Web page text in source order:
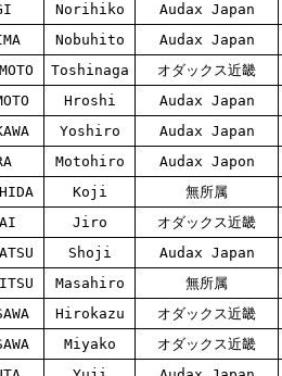
Norihiko
Audax Japan
Nobuhito
Audax Japan
Toshinaga
オダックス近畿
Hroshi
Audax Japan
Yoshiro
Audax Japan
Motohiro
Audax Japon
Koji
無所属
Jiro
オダックス近畿
Shoji
Audax Japan
Masahiro
無所属
Hirokazu
オダックス近畿
Miyako
オダックス近畿